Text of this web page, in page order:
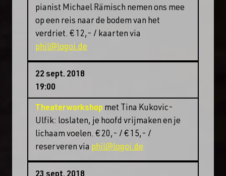
pianist Michael Rämisch nemen ons mee
op een reis naar de bodem van het
verdriet. € 12,- / kaarten via
phil@logoi.de
22 sept. 2018
19:00
Theaterworkshop met Tina Kukovic-
Ulfik: loslaten, je hoofd vrijmaken en je
lichaam voelen. € 20,- / € 15,- /
reserveren via phil@logoi.de